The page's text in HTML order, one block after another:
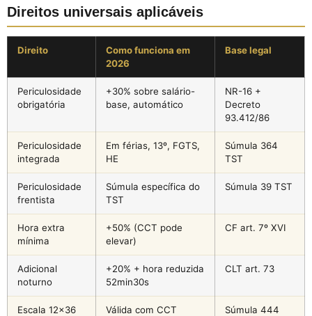
Direitos universais aplicáveis
Direito
Como funciona em
2026
Base legal
Periculosidade
obrigatória
+30% sobre salário-
base, automático
NR-16 +
Decreto
93.412/86
Periculosidade
integrada
Em férias, 13º, FGTS,
HE
Súmula 364
TST
Periculosidade
frentista
Súmula específica do
TST
Súmula 39 TST
Hora extra
mínima
+50% (CCT pode
elevar)
CF art. 7º XVI
Adicional
noturno
+20% + hora reduzida
52min30s
CLT art. 73
Escala 12×36 Válida com CCT
Súmula 444